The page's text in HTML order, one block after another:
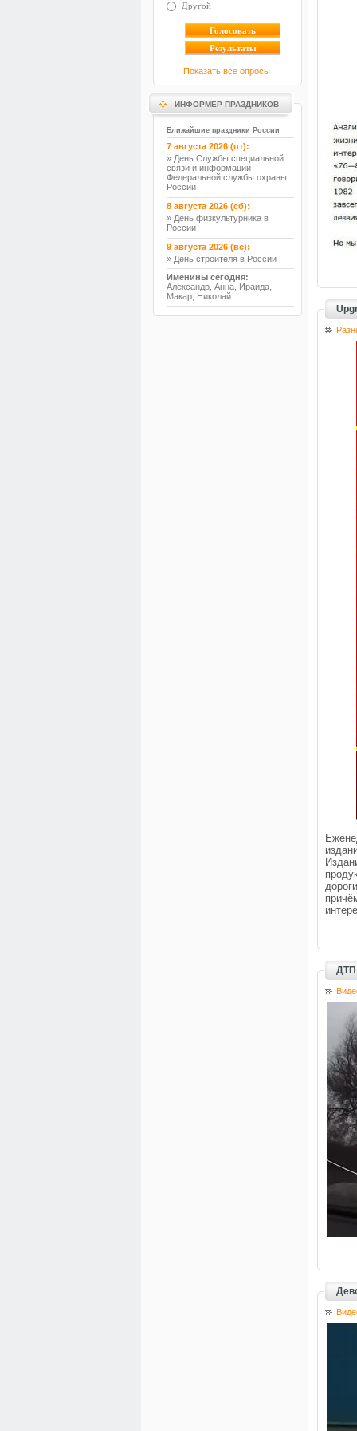
Другой
Показать все опросы
ИНФОРМЕР ПРАЗДНИКОВ
Ближайшие праздники России
7 августа 2026 (пт):
» День Службы специальной
связи и информации
Федеральной службы охраны
России
8 августа 2026 (сб):
» День физкультурника в
России
9 августа 2026 (вс):
» День строителя в России
Именины сегодня:
Александр, Анна, Ираида,
Макар, Николай
ДТП